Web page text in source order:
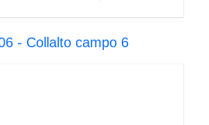
- Collalto campo 6